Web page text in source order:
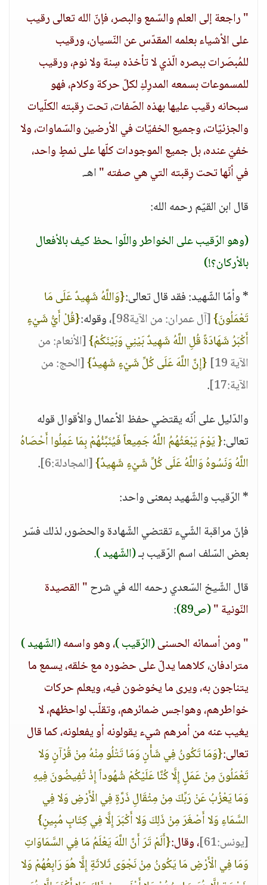
" راجعة إلى العلم والسّمع والبصر، فإنّ الله تعالى رقيب
على الأشياء بعلمه المقدّس عن النّسيان، ورقيب
للمُبصَرات ببصره الّذي لا تأخذه سِنة ولا نوم، ورقيب
للمسموعات بسمعه المدرِكِ لكلّ حركة وكلام، فهو
سبحانه رقيب عليها بهذه الصّفات، تحت رِقبته الكلّيات
والجزئيّات، وجميع الخفيّات في الأرضين والسّماوات، ولا
خفيّ عنده، بل جميع الموجودات كلّها على نمطٍ واحد،
في أنّها تحت رِقبته التي هي صفته "اهـ.
قال ابن القيّم رحمه الله:
(وهو الرّقيب على الخواطر واللّوا ـحظ كيف بالأفعال
بالأركان؟!)
* وأمّا الشّهيد: فقد قال تعالى:{وَاللَّهُ شَهِيدٌ عَلَى مَا
تَعْمَلُونَ}[آل عمران: من الآية98] ، وقوله:{قُلْ أَيُّ شَيْءٍ
أَكْبَرُ شَهَادَةً قُلِ اللَّهُ شَهِيدٌ بَيْنِي وَبَيْنَكُمْ}[الأنعام: من
الآية 19]
{إِنَّ اللَّهَ عَلَى كُلِّ شَيْءٍ شَهِيدٌ}[الحج: من
الآية:17]
.
والدّليل على أنّه يقتضي حفظ الأعمال والأقوال قوله
تعالى:{ يَوْمَ يَبْعَثُهُمُ اللَّهُ جَمِيعاً فَيُنَبِّئُهُمْ بِمَا عَمِلُوا أَحْصَاهُ
اللَّهُ وَنَسُوهُ وَاللَّهُ عَلَى كُلِّ شَيْءٍ شَهِيدٌ}[المجادلة:6] .
* الرّقيب والشّهيد بمعنى واحد:
فإنّ مراقبة الشّيء تقتضي الشّهادة والحضور، لذلك فسّر
بعض السّلف اسم الرّقيب بـ(الشّهيد ).
قال الشّيخ السّعدي رحمه الله في شرح" القصيدة
النّونية "(ص89)
:
" ومن أسمائه الحسنى(الرّقيب )، وهو واسمه(الشّهيد )
مترادفان، كلاهما يدلّ على حضوره مع خلقه، يسمع ما
يتناجون به، ويرى ما يخوضون فيه، ويعلم حركات
خواطرهم، وهواجس ضمائرهم، وتقلّب لواحظهم، لا
يغيب عنه من أمرهم شيء يقولونه أو يفعلونه، كما قال
تعالى:{وَمَا تَكُونُ فِي شَأْنٍ وَمَا تَتْلُو مِنْهُ مِنْ قُرْآنٍ وَلا
تَعْمَلُونَ مِنْ عَمَلٍ إِلَّا كُنَّا عَلَيْكُمْ شُهُوداً إِذْ تُفِيضُونَ فِيهِ
وَمَا يَعْزُبُ عَنْ رَبِّكَ مِنْ مِثْقَالِ ذَرَّةٍ فِي الْأَرْضِ وَلا فِي
السَّمَاءِ وَلا أَصْغَرَ مِنْ ذَلِكَ وَلا أَكْبَرَ إِلَّا فِي كِتَابٍ مُبِينٍ}
[يونس:61]
، وقال:{أَلَمْ تَرَ أَنَّ اللَّهَ يَعْلَمُ مَا فِي السَّمَاوَاتِ
وَمَا فِي الْأَرْضِ مَا يَكُونُ مِنْ نَجْوَى ثَلاثَةٍ إِلَّا هُوَ رَابِعُهُمْ وَلا